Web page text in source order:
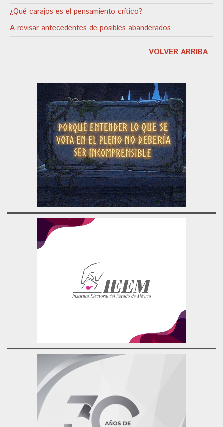
¿Qué carajos es el pensamiento crítico?
A revisar antecedentes de posibles abanderados
VOLVER ARRIBA